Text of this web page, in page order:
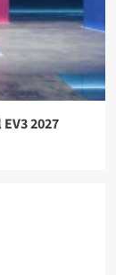
2027